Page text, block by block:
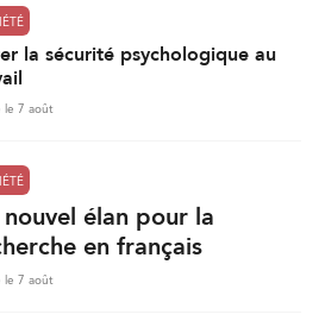
la sécurité psychologique au
le 7 août
nouvel élan pour la
en français
le 7 août